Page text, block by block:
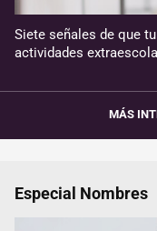
Siete señales de que
actividades
MÁS
Especial Nombres